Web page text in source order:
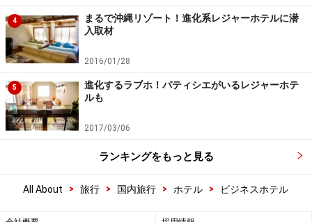
4
まるで沖縄リゾート！進化系レジャーホテルに潜
入取材
2016/01/28
5
進化するラブホ！パティシエがいるレジャーホテ
ルも
2017/03/06
ランキングをもっと見る
All About > 旅行 > 国内旅行 > ホテル > ビジネスホテル